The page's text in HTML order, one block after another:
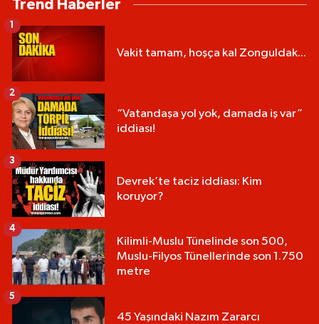
Trend Haberler
Vakit tamam, hoşça kal Zonguldak...
1
“Vatandaşa yol yok, damada iş var”
iddiası!
2
Devrek’te taciz iddiası: Kim
koruyor?
3
Kilimli-Muslu Tünelinde son 500,
Muslu-Filyos Tünellerinde son 1.750
metre
4
45 Yaşındaki Nazım Zararcı
5